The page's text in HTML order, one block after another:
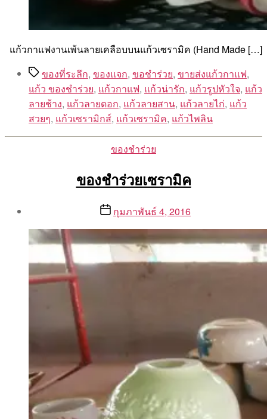
แก้วกาแฟงานเพ้นลายเคลือบบนแก้วเซรามิค (Hand Made […]
Tagsของที่ระลึก, ของแจก, ขอชำร่วย, ขายส่งแก้วกาแฟ,
แก้ว ของชำร่วย, แก้วกาแฟ, แก้วน่ารัก, แก้วรูปหัวใจ, แก้ว
ลายช้าง, แก้วลายดอก, แก้วลายสาน, แก้วลายไก่, แก้ว
สวยๆ, แก้วเซรามิกส์, แก้วเซรามิค, แก้วไพลิน
Categories
ของชำร่วย
ของชำร่วยเซรามิค
By
Aea
Postกุมภาพันธ์ 4, 2016